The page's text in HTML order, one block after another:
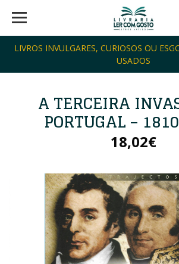
LIVROS INVULGARES, CURIOSOS OU
USADOS
A TERCEIRA
PORTUGAL –
18,02€